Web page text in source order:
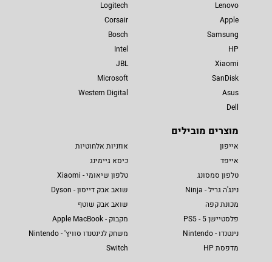
Lenovo
Apple
Samsung
HP
Xiaomi
SanDisk
Asus
Dell
Logitech
Corsair
Bosch
Intel
JBL
Microsoft
Western Digital
מוצרים מובילים
אייפון
אייפד
טלפון סמסונג
נינג'ה גריל - Ninja
מכונת קפה
פלסטיישן 5 - PS5
נינטנדו - Nintendo
מדפסת HP
אוזניות אלחוטיות
כיסא גיימינג
טלפון שיאומי - Xiaomi
שואב אבק דייסון - Dyson
שואב אבק שוטף
מקבוק - Apple MacBook
משחק לנינטנדו סוויץ' - Nintendo
Switch